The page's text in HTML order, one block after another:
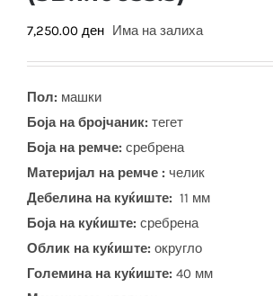
7,250.00 ден Има на залиха
Пол: машки
Боја на бројчаник: тегет
Боја на ремче: сребрена
Материјал на ремче : челик
Дебелина на куќиште: 11 мм
Боја на куќиште: сребрена
Облик на куќиште: округло
Големина на куќиште: 40 мм